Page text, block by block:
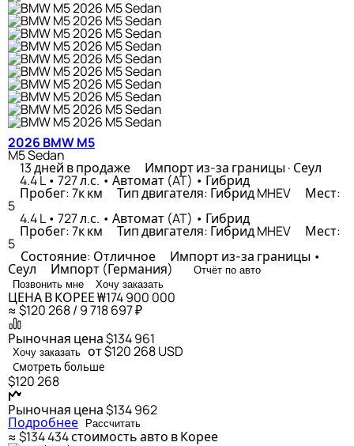
2026 BMW M5
M5 Sedan
13 дней в продаже Импорт из-за границы · Сеул
4.4 L • 727 л.с. • Автомат (AT) • Гибрид
Пробег: 7к км Тип двигателя: Гибрид MHEV Мест:
5
4.4 L • 727 л.с. • Автомат (AT) • Гибрид
Пробег: 7к км Тип двигателя: Гибрид MHEV Мест:
5
Состояние: Отличное Импорт из-за границы •
Сеул Импорт (Германия)
Отчёт по авто
Позвонить мне
Хочу заказать
ЦЕНА В КОРЕЕ₩174 900 000
≈ $120 268 / 9 718 697 ₽
Рыночная цена$134 961
Хочу заказать от $120 268USD
Смотреть больше
$120 268
Рыночная цена$134 962
Подробнее Рассчитать
≈ $134 434стоимость авто в Корее